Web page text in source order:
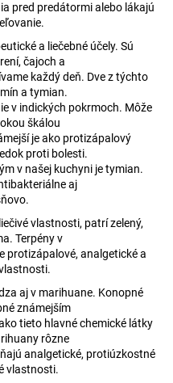
pred predátormi alebo lákajú
a liečebné účely. Sú
čajoch a
každý deň. Dve z týchto
a tymian.
v indických pokrmoch. Môže
škálou
je ako protizápalový
proti bolesti.
v našej kuchyni je tymian.
aj
vlastnosti, patrí zelený,
Terpény v
protizápalové, analgetické a
aj v marihuane. Konopné
známejším
tieto hlavné chemické látky
rôzne
analgetické, protiúzkostné
vlastnosti.